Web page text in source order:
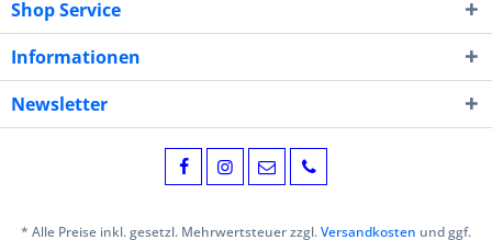
Shop Service
Informationen
Newsletter
* Alle Preise inkl. gesetzl. Mehrwertsteuer zzgl.Versandkosten und ggf.